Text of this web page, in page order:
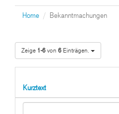
Home Bekanntmachungen
Zeige 1-6von 6 Einträgen.
Kurztext